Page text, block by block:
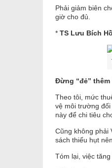
Phải giảm biên
giờ cho đủ.
* TS Lưu Bích Hồ
Đừng “đẻ”
Theo tôi, mức
vệ môi trường
này để chi tiêu
Cũng không phải
sách thiếu hụt
Tóm lại, việc